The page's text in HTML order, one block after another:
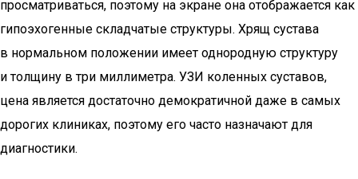
просматриваться, поэтому на экране она отображается как
гипоэхогенные складчатые структуры. Хрящ сустава
в нормальном положении имеет однородную структуру
и толщину в три миллиметра. УЗИ коленных суставов,
цена является достаточно демократичной даже в самых
дорогих клиниках, поэтому его часто назначают для
диагностики.